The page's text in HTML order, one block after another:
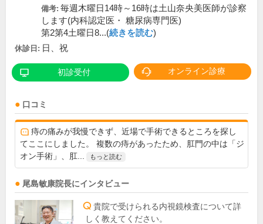
備考: 毎週木曜日14時～16時は土山奈央美医師が診察
します(内科認定医・ 糖尿病専門医)
第2第4土曜日8...(続きを読む)
休診日: 日、祝
初診受付 オンライン診療
口コミ
痔の痛みが我慢できず、近場で手術できるところを探し
てここにしました。 複数の痔があったため、肛門の中は「ジ
オン手術」、肛...
もっと読む
尾島敏康院長にインタビュー
貴院で受けられる内視鏡検査について詳
しく教えてください。